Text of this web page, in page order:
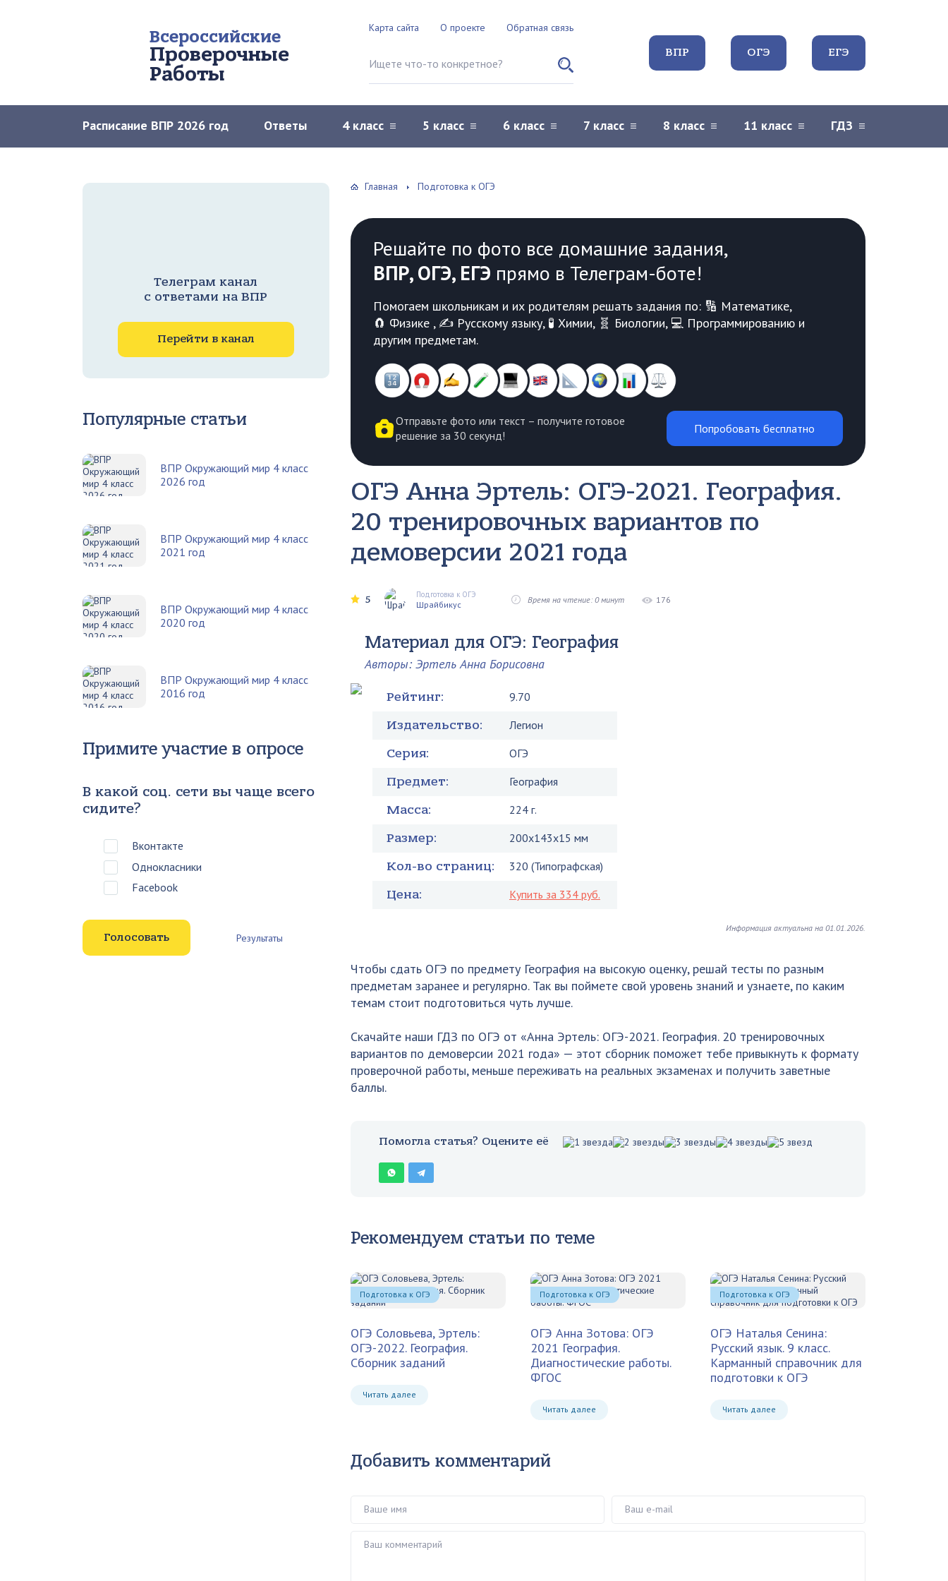
Всероссийские
Проверочные
Работы
Карта сайта О проекте Обратная связь
Поиск по сайту
ВПР ОГЭ ЕГЭ
Расписание ВПР 2026 год Ответы 4 класс 5 класс 6 класс 7 класс 8 класс 11 класс ГДЗ
Главная Подготовка к ОГЭ
Решайте по фото все домашние задания,
ВПР, ОГЭ, ЕГЭ прямо в Телеграм-боте!
Помогаем школьникам и их родителям решать задания по: 🔢 Математике,
🧲 Физике , ✍️ Русскому языку, 🧪 Химии, 🧬 Биологии, 💻 Программированию и
другим предметам.
Отправьте фото или текст – получите готовое
решение за 30 секунд!
Попробовать бесплатно
ОГЭ Анна Эртель: ОГЭ-2021. География.
20 тренировочных вариантов по
демоверсии 2021 года
5 Подготовка к ОГЭ
Шрайбикус Время на чтение: 0 минут 176
Материал для ОГЭ: География
Авторы: Эртель Анна Борисовна
Рейтинг: 9.70
Издательство: Легион
Серия: ОГЭ
Предмет: География
Масса: 224 г.
Размер: 200x143x15 мм
Кол-во страниц: 320 (Типографская)
Цена: Купить за 334 руб.
Информация актуальна на 01.01.2026.
Чтобы сдать ОГЭ по предмету География на высокую оценку, решай тесты по разным
предметам заранее и регулярно. Так вы поймете свой уровень знаний и узнаете, по каким
темам стоит подготовиться чуть лучше.
Скачайте наши ГДЗ по ОГЭ от «Анна Эртель: ОГЭ-2021. География. 20 тренировочных
вариантов по демоверсии 2021 года» — этот сборник поможет тебе привыкнуть к формату
проверочной работы, меньше переживать на реальных экзаменах и получить заветные
баллы.
Помогла статья? Оцените её
Рекомендуем статьи по теме
ОГЭ Соловьева, Эртель:
ОГЭ-2022. География.
Сборник заданий
Читать далее
Подготовка к ОГЭ
ОГЭ Анна Зотова: ОГЭ
2021 География.
Диагностические работы.
ФГОС
Читать далее
Подготовка к ОГЭ
ОГЭ Наталья Сенина:
Русский язык. 9 класс.
Карманный справочник для
подготовки к ОГЭ
Читать далее
Подготовка к ОГЭ
Добавить комментарий
Телеграм канал
с ответами на ВПР
Перейти в канал
Популярные статьи
ВПР Окружающий мир 4 класс
2026 год
ВПР Окружающий мир 4 класс
2021 год
ВПР Окружающий мир 4 класс
2020 год
ВПР Окружающий мир 4 класс
2016 год
Примите участие в опросе
В какой соц. сети вы чаще всего
сидите?
Вконтакте
Однокласники
Facebook
Результаты